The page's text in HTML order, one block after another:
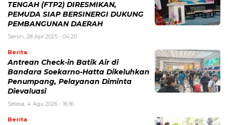
TENGAH (FTP2) DIRESMIKAN,
PEMUDA SIAP BERSINERGI DUKUNG
PEMBANGUNAN DAERAH
Senin, 28 Apr 2025 - 04:20
Berita
Antrean Check-in Batik Air di
Bandara Soekarno-Hatta Dikeluhkan
Penumpang, Pelayanan Diminta
Dievaluasi
Selasa, 4 Agu 2026 - 16:16
Berita